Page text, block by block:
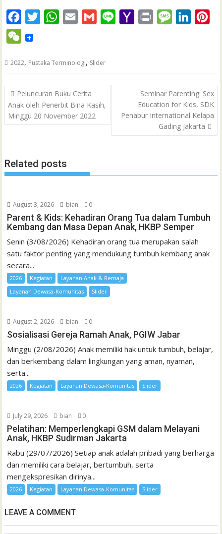
a
e
b
o
o
k
t
t
e
r
W
t
s
A
p
p
i
l
G
i
l
o
M
a
i
l
t
M
a
g
e
e
d
I
n
e
r
e
s
t
W
C
a
t
2022, Pustaka Terminologi, Slider
Post
navigation
Peluncuran Buku Cerita
Anak oleh Penerbit Bina Kasih,
Minggu 20 November 2022
Seminar Parenting: Sex
Education for Kids, SDK
Penabur International Kelapa
Gading Jakarta
Related posts
August 3, 2026 bian 0
Parent & Kids: Kehadiran Orang Tua dalam Tumbuh
Kembang dan Masa Depan Anak, HKBP Semper
Senin (3/08/2026) Kehadiran orang tua merupakan salah
satu faktor penting yang mendukung tumbuh kembang anak
secara...
2026 Kegiatan
Layanan Anak & Remaja
Layanan Dewasa-Komunitas
Slider
August 2, 2026 bian 0
Sosialisasi Gereja Ramah Anak, PGIW Jabar
Minggu (2/08/2026) Anak memiliki hak untuk tumbuh, belajar,
dan berkembang dalam lingkungan yang aman, nyaman,
serta...
2026 Kegiatan Layanan Dewasa-Komunitas Slider
July 29, 2026 bian 0
Pelatihan: Memperlengkapi GSM dalam Melayani
Anak, HKBP Sudirman Jakarta
Rabu (29/07/2026) Setiap anak adalah pribadi yang berharga
dan memiliki cara belajar, bertumbuh, serta
mengekspresikan dirinya...
2026 Kegiatan Layanan Dewasa-Komunitas Slider
LEAVE A COMMENT